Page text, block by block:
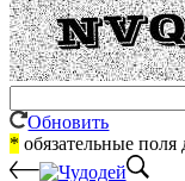
Обновить
* обязательные поля